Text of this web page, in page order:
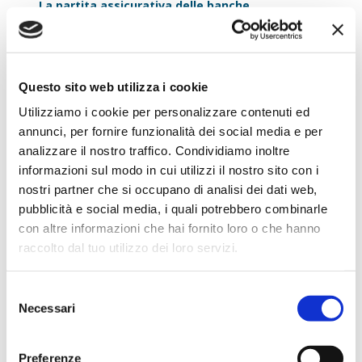
Questo sito web utilizza i cookie
Utilizziamo i cookie per personalizzare contenuti ed
annunci, per fornire funzionalità dei social media e per
analizzare il nostro traffico. Condividiamo inoltre
informazioni sul modo in cui utilizzi il nostro sito con i
nostri partner che si occupano di analisi dei dati web,
pubblicità e social media, i quali potrebbero combinarle
con altre informazioni che hai fornito loro o che hanno
raccolto dal tuo utilizzo dei loro servizi.
delNecessari
Preferenze
La partita assicurativa delle banche
L'operazione conferma come la bancassurance continui a
rappresentare uno dei segmenti più rilevanti per la crescita
In un contesto caratterizzato dall'invecchiamento della
popolazione, dall'aumento dei bisogni di protezione e dalla
crescente attenzione verso la pianificazione previdenziale,
la capacità di integrare servizi bancari e assicurativi
costituisce un fattore competitivo sempre più importante.
Per BNP Paribas Cardif, BCC Vita si conferma quindi una
piattaforma strategica per lo sviluppo del business vita in
Italia. Per il Gruppo BCC Iccrea, l'accordo rappresenta
invece uno strumento per ampliare il valore offerto a soci
e clienti attraverso una gamma di soluzioni sempre più
articolata e specializzata.
Un percorso già visto con Assimoco
isolato, ma si inserisce in una strategia più ampia
perseguita dal Gruppo BCC Iccrea per rafforzare la propria